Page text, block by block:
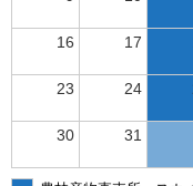
16 17
23 24
30 31